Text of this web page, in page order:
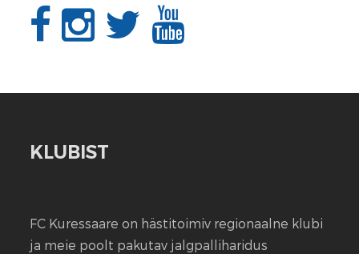
KLUBIST
FC Kuressaare on hästitoimiv regionaalne klubi
ja meie poolt pakutav jalgpalliharidus